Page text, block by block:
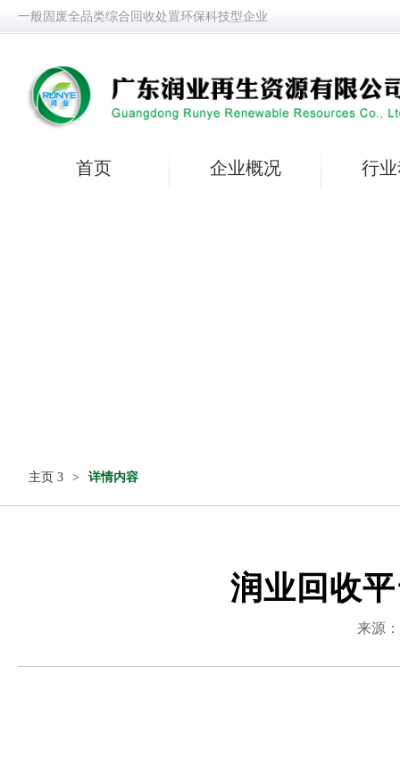
一般固废全品类综合回收处置环保科技型企业
首页 企业概况 行
主页 3 > 详情内容
润业回收
来源